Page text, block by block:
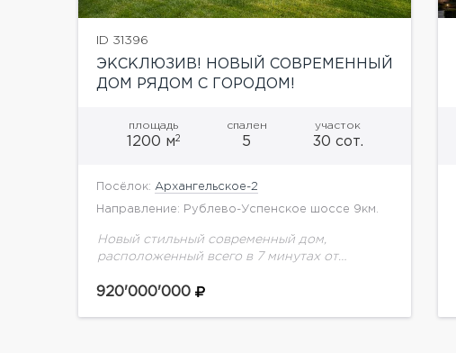
ID 31396
ЭКСКЛЮЗИВ! НОВЫЙ СОВРЕМЕННЫЙ
ДОМ РЯДОМ С ГОРОДОМ!
площадь
1200 м2
спален
5
участок
30 сот.
Посёлок: Архангельское-2
Направление: Рублево-Успенское шоссе 9км.
Новый стильный современный дом,
расположенный всего в 7 минутах от
отделочных материалов интерьер дома
920'000'000